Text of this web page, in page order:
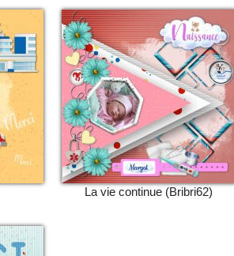
La vie continue (Bribri62)